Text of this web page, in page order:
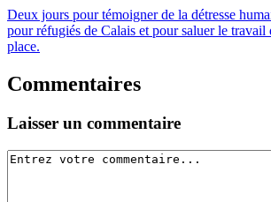
Deux jours pour témoigner de la détresse
pour réfugiés de Calais et pour saluer le travail
place.
Commentaires
Laisser un commentaire